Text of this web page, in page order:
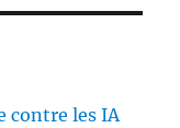
contre les IA